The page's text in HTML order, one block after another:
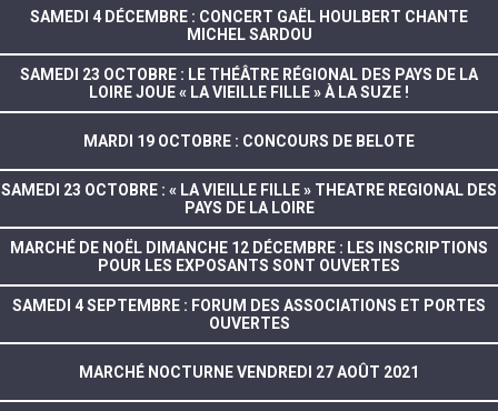
SAMEDI 4 DÉCEMBRE : CONCERT GAËL HOULBERT CHANTE
MICHEL SARDOU
SAMEDI 23 OCTOBRE : LE THÉÂTRE RÉGIONAL DES PAYS DE LA
LOIRE JOUE « LA VIEILLE FILLE » À LA SUZE !
MARDI 19 OCTOBRE : CONCOURS DE BELOTE
SAMEDI 23 OCTOBRE : « LA VIEILLE FILLE » THEATRE REGIONAL DES
PAYS DE LA LOIRE
MARCHÉ DE NOËL DIMANCHE 12 DÉCEMBRE : LES INSCRIPTIONS
POUR LES EXPOSANTS SONT OUVERTES
SAMEDI 4 SEPTEMBRE : FORUM DES ASSOCIATIONS ET PORTES
OUVERTES
MARCHÉ NOCTURNE VENDREDI 27 AOÛT 2021